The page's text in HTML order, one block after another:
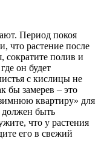
Период покоя
что растение после
сократите полив и
он будет
с кислицы не
бы замерев – это
квартиру» для
должен быть
что у растения
его в свежий